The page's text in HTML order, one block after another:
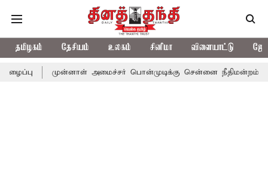
தமிழகம் தேசியம் உலகம் சினிமா விளையாட்டு
முன்னாள் அமைச்சர் பொன்முடிக்கு சென்னை நீதிமன்றம் பிடிவாராண்ட்